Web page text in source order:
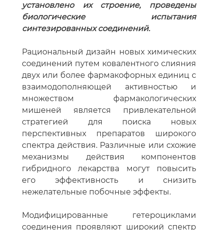
установлено их строение, проведены
биологические испытания
синтезированных соединений.
Рациональный дизайн новых химических
соединений путем ковалентного слияния
двух или более фармакофорных единиц с
взаимодополняющей активностью и
множеством фармакологических
мишеней является привлекательной
стратегией для поиска новых
перспективных препаратов широкого
спектра действия. Различные или схожие
механизмы действия компонентов
гибридного лекарства могут повысить
его эффективность и снизить
нежелательные побочные эффекты.
Модифицированные гетероциклами
соединения проявляют широкий спектр